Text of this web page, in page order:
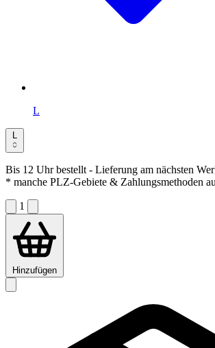
L
L
Bis 12 Uhr bestellt- Lieferung am nächsten
* manche PLZ-Gebiete & Zahlungsmethoden
1
Hinzufügen